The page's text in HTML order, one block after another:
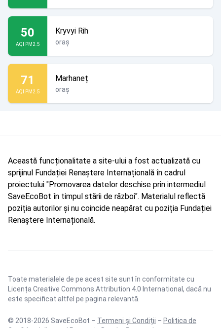
50
AQI PM2.5
Kryvyi Rih
oraș
71
AQI PM2.5
Marhaneț
oraș
Această funcționalitate a site-ului a fost actualizată cu
sprijinul Fundației Renaștere Internațională în cadrul
proiectului "Promovarea datelor deschise prin intermediul
SaveEcoBot în timpul stării de război". Materialul reflectă
poziția autorilor și nu coincide neapărat cu poziția Fundației
Renaștere Internațională.
Toate materialele de pe acest site sunt în conformitate cu
Licența Creative Commons Attribution 4.0 International , dacă nu
este specificat altfel pe pagina relevantă.
© 2018-2026 SaveEcoBot – Termeni și Condiții – Politica de